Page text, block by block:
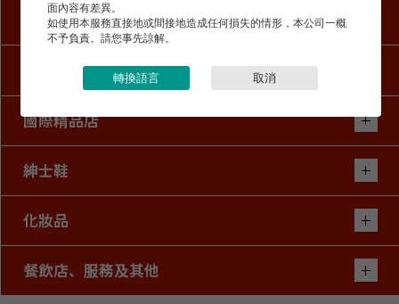
模式與趨勢
CS case study
國際精品店
紳士鞋
化妝品
餐飲店、服務及其他
面內容有差異。
如使用本服務直接地或間接地造成任何損失的情形，本公司一概
不予負責。請您事先諒解。
轉換語言 取消